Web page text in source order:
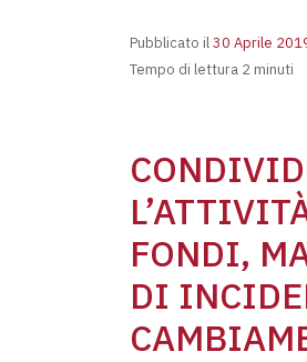
Pubblicato il30 Aprile
Tempo di lettura 2 minuti
FONDI,
DI